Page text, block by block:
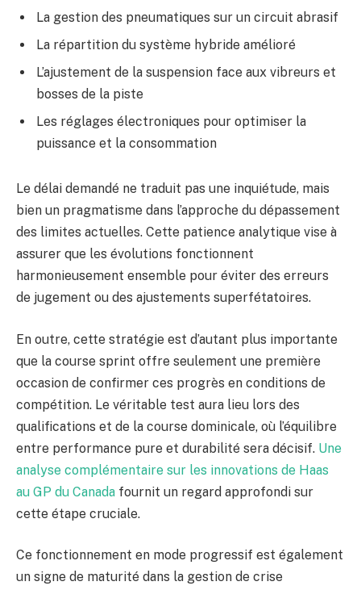
La gestion des pneumatiques sur un circuit abrasif
La répartition du système hybride amélioré
L’ajustement de la suspension face aux vibreurs et
bosses de la piste
Les réglages électroniques pour optimiser la
puissance et la consommation
Le délai demandé ne traduit pas une inquiétude, mais
bien un pragmatisme dans l’approche du dépassement
des limites actuelles. Cette patience analytique vise à
assurer que les évolutions fonctionnent
harmonieusement ensemble pour éviter des erreurs
de jugement ou des ajustements superfétatoires.
En outre, cette stratégie est d’autant plus importante
que la course sprint offre seulement une première
occasion de confirmer ces progrès en conditions de
compétition. Le véritable test aura lieu lors des
qualifications et de la course dominicale, où l’équilibre
entre performance pure et durabilité sera décisif. Une
analyse complémentaire sur les innovations de Haas
au GP du Canada fournit un regard approfondi sur
cette étape cruciale.
Ce fonctionnement en mode progressif est également
un signe de maturité dans la gestion de crise